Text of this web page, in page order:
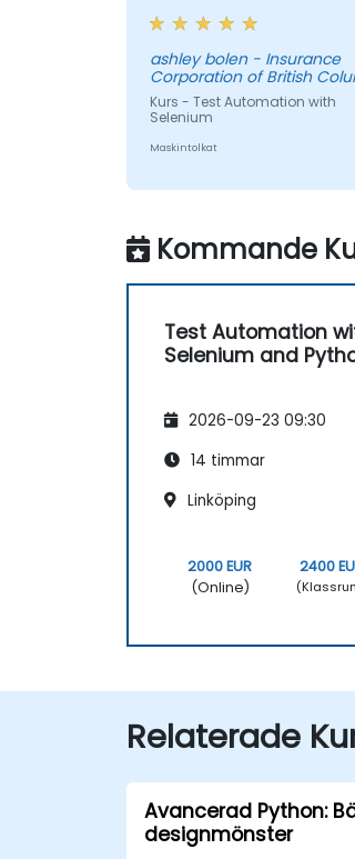
ashley bolen - Insurance
Corporation of British
Kurs - Test Automation with
Selenium
Maskintolkat
Kommande
Test Automation
Selenium and
2026-09-23 09:30
14 timmar
Linköping
2000 EUR
(Online)
2400
Relaterade
Avancerad Python:
designmönster